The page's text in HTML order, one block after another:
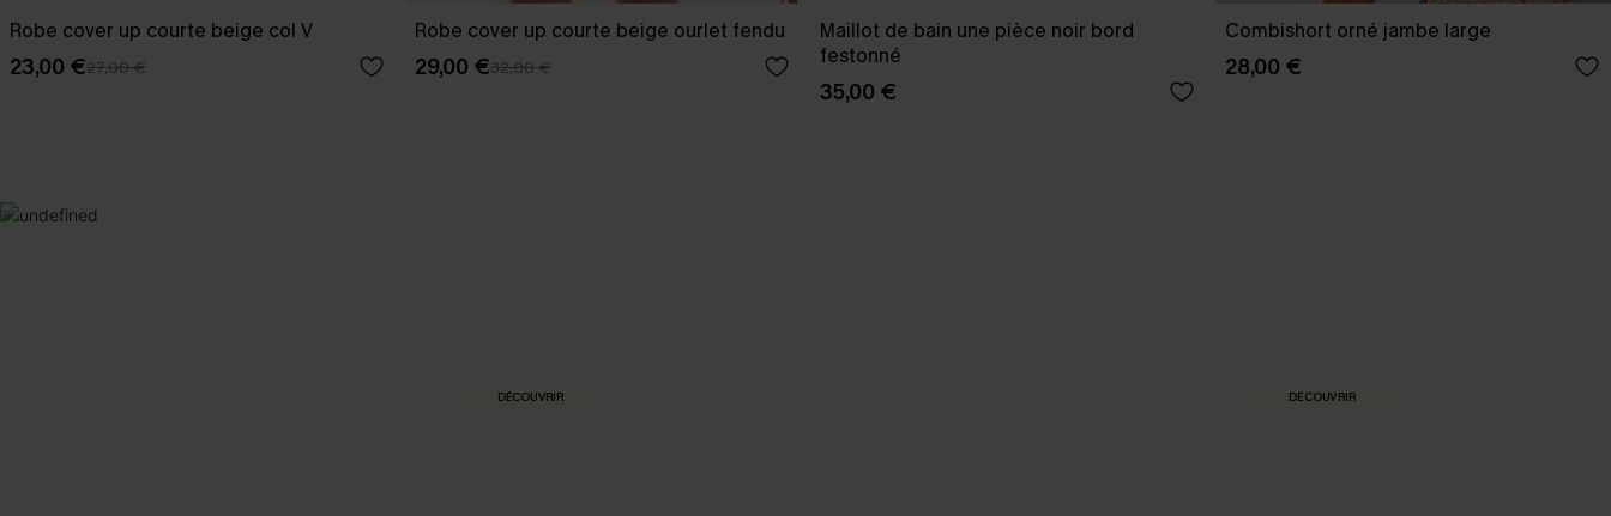
Robe cover up courte beige col V
23,00 €27,00 €
Robe cover up courte beige ourlet fendu
29,00 €32,00 €
Maillot de bain une pièce noir bord
festonné
35,00 €
Combishort orné jambe large
28,00 €
DÉCOUVRIR DÉCOUVRIR